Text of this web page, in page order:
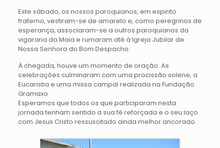
Este sábado, os nossos paroquianos, em espirito
fraterno, vestiram-se de amarelo e, como peregrinos de
esperança, associaram-se a outros paroquianos da
vigararia da Maia e rumaram até à Igreja Jubilar de
Nossa Senhora do Bom Despacho.
À chegada, houve um momento de oração. As
celebrações culminaram com uma procissão solene, a
Eucaristia e uma missa campal realizada na Fundação
Gramaxo.
Esperamos que todos os que participaram nesta
jornada tenham sentido a sua fé reforçada e o seu laço
com Jesus Cristo ressuscitado ainda melhor ancorado.